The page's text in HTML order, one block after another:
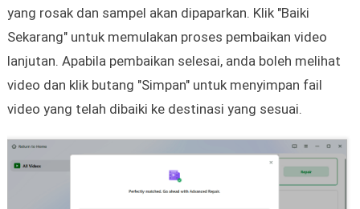
yang rosak dan sampel akan dipaparkan. Klik "Baiki
Sekarang" untuk memulakan proses pembaikan video
lanjutan. Apabila pembaikan selesai, anda boleh melihat
video dan klik butang "Simpan" untuk menyimpan fail
video yang telah dibaiki ke destinasi yang sesuai.